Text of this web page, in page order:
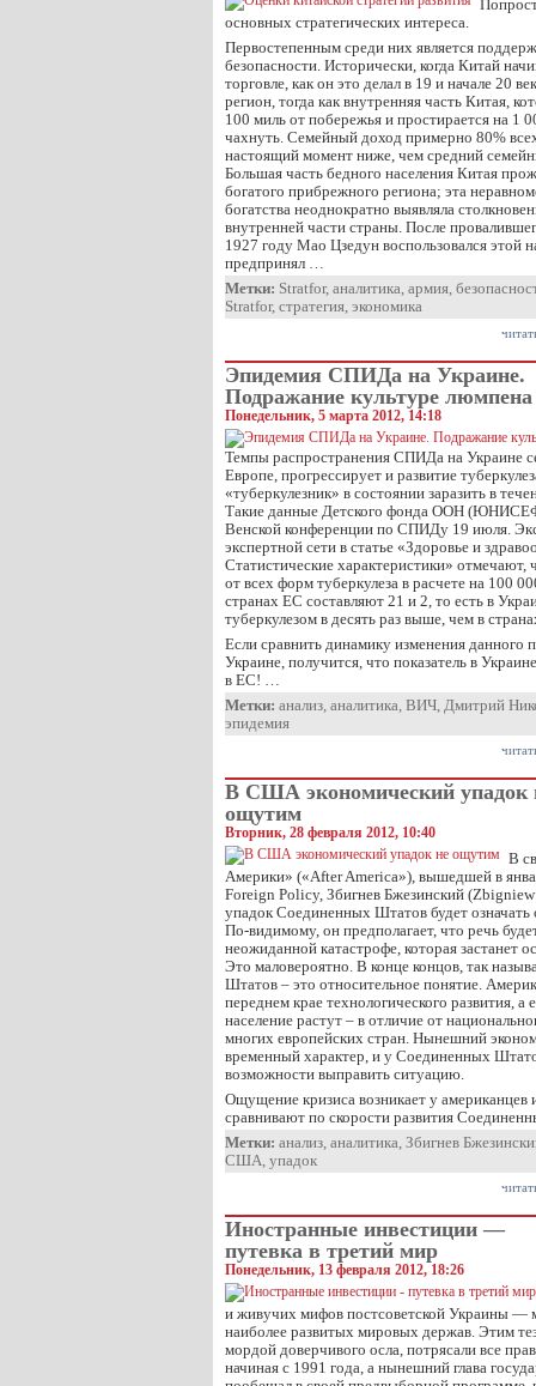
основных стратегических интереса.
Первостепенным среди них является
безопасности. Исторически, когда Китай
торговле, как он это делал в 19 и начале 20
регион, тогда как внутренняя часть Китая,
100 миль от побережья и простирается на 1
чахнуть. Семейный доход примерно 80%
настоящий момент ниже, чем средний
Большая часть бедного населения Китая
богатого прибрежного региона; эта
богатства неоднократно выявляла
внутренней части страны. После
1927 году Мао Цзедун воспользовался
предпринял …
Метки: Stratfor, аналитика, армия,
Stratfor, стратегия, экономика
Эпидемия СПИДа на Украине.
Подражание культуре
Понедельник, 5 марта 2012, 14:18
Темпы распространения СПИДа на Украине
Европе, прогрессирует и развитие
«туберкулезник» в состоянии заразить в
Такие данные Детского фонда ООН
Венской конференции по СПИДу 19 июля.
экспертной сети в статье «Здоровье и
Статистические характеристики» отмечают,
от всех форм туберкулеза в расчете на 100
странах ЕС составляют 21 и 2, то есть в
туберкулезом в десять раз выше, чем в
Если сравнить динамику изменения данного
Украине, получится, что показатель в
в ЕС! …
Метки: анализ, аналитика, ВИЧ, Дмитрий
эпидемия
В США экономический упадок
ощутим
Вторник, 28 февраля 2012, 10:40
В
Америки» («After America»), вышедшей в
Foreign Policy, Збигнев Бжезинский
упадок Соединенных Штатов будет
По-видимому, он предполагает, что речь
неожиданной катастрофе, которая застанет
Это маловероятно. В конце концов, так
Штатов – это относительное понятие.
переднем крае технологического развития, а
население растут – в отличие от
многих европейских стран. Нынешний
временный характер, и у Соединенных
возможности выправить ситуацию.
Ощущение кризиса возникает у американцев
сравнивают по скорости развития
Метки: анализ, аналитика, Збигнев
США, упадок
Иностранные инвестиции —
путевка в третий мир
Понедельник, 13 февраля 2012, 18:26
и живучих мифов постсоветской Украины —
наиболее развитых мировых держав. Этим
мордой доверчивого осла, потрясали все
начиная с 1991 года, а нынешний глава